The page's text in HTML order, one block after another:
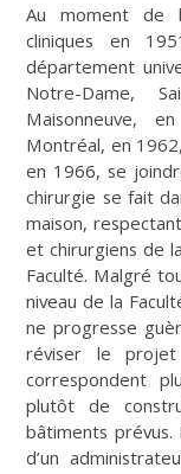
Au moment de
cliniques en
département
Notre-Dame,
Maisonneuve,
Montréal, en
en 1966, se
chirurgie se fait
maison,
et chirurgiens de
Faculté. Malgré
niveau de la
ne progresse
réviser le
correspondent
plutôt de
bâtiments prévus.
d’un